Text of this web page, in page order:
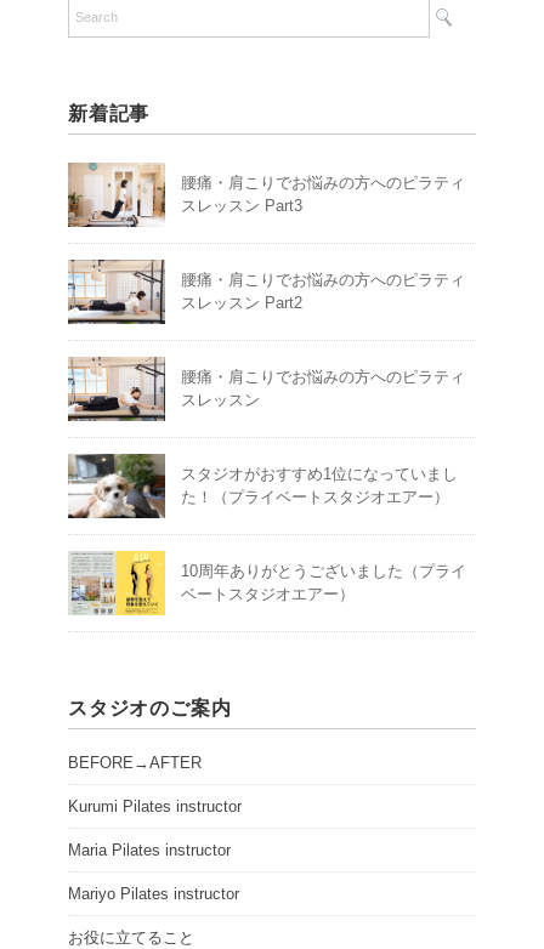
新着記事
腰痛・肩こりでお悩みの方へのピラティ
スレッスン Part3
腰痛・肩こりでお悩みの方へのピラティ
スレッスン Part2
腰痛・肩こりでお悩みの方へのピラティ
スレッスン
スタジオがおすすめ1位になっていまし
た！（プライベートスタジオエアー）
10周年ありがとうございました（プライ
ベートスタジオエアー）
スタジオのご案内
BEFORE→AFTER
Kurumi Pilates instructor
Maria Pilates instructor
Mariyo Pilates instructor
お役に立てること